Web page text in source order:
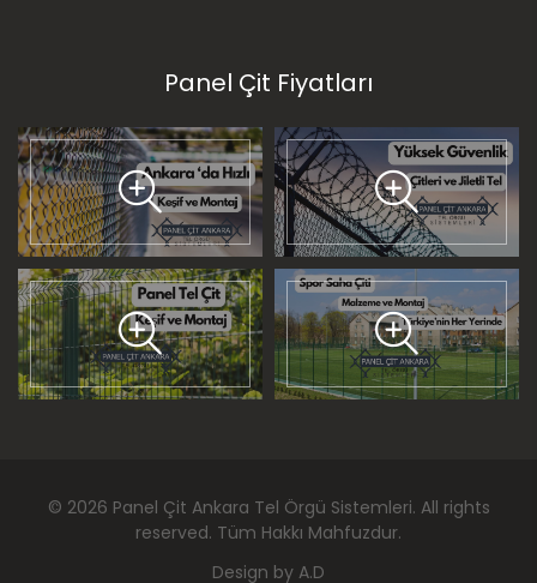
Panel Çit Fiyatları
© 2026 Panel Çit Ankara Tel Örgü Sistemleri. All rights
reserved. Tüm Hakkı Mahfuzdur.
Design by A.D